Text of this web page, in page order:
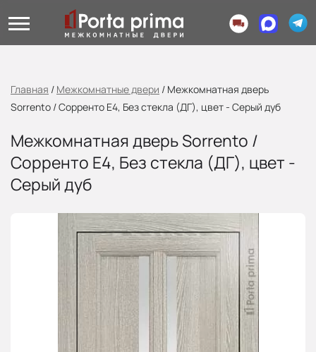
Главная / Межкомнатные двери / Межкомнатная дверь
Sorrento / Сорренто Е4, Без стекла (ДГ), цвет - Серый дуб
Межкомнатная дверь Sorrento /
Сорренто Е4, Без стекла (ДГ), цвет -
Серый дуб